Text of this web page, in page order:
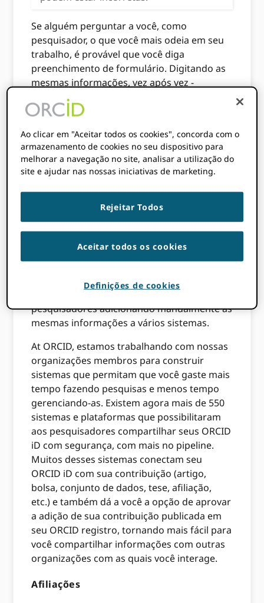
Se alguém perguntar a você, como
pesquisador, o que você mais odeia em seu
trabalho, é provável que você diga
preenchimento de formulário. Digitando as
mesmas informações, vez após vez -
geralmente para a mesma organização! - é
frustrante, aumenta o risco de erros e reduz
gastar realmente fazendo pesquisas.
Nature's 2016Pesquisa salarial(resumido
aqui.) descobriram que os pesquisadores
redigindo pedidos de bolsas e outras tarefas
administrativas. No recenteBrasil ORCID
lançamento de consórcio, A CAPES observou
30% do tempo realizando tarefas
desenvolveu um ferramenta
para calcular
quanto tempo (e dinheiro!) é gasto pelos
pesquisadores adicionando manualmente as
mesmas informações a vários sistemas.
At ORCID, estamos trabalhando com nossas
organizações membros para construir
sistemas que permitam que você gaste mais
tempo fazendo pesquisas e menos tempo
gerenciando-as. Existem agora mais de 550
sistemas e plataformas que possibilitaram
aos pesquisadores compartilhar seus ORCID
iD com segurança, com mais no pipeline.
Muitos desses sistemas conectam seu
ORCID iD com sua contribuição (artigo,
bolsa, conjunto de dados, tese, afiliação,
etc.) e também dá a você a opção de aprovar
a adição de sua contribuição publicada em
seu ORCID registro, tornando mais fácil para
você compartilhar informações com outras
organizações com as quais você interage.
Afiliações
Ao clicar em "Aceitar todos os cookies", concorda com o
armazenamento de cookies no seu dispositivo para
melhorar a navegação no site, analisar a utilização do
site e ajudar nas nossas iniciativas de marketing.
Rejeitar Todos
Aceitar todos os cookies
Definições de cookies